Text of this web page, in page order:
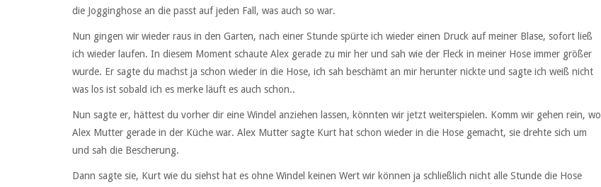
die Jogginghose an die passt auf jeden Fall, was auch so war.
Nun gingen wir wieder raus in den Garten, nach einer Stunde spürte ich wieder einen Druck auf meiner Blase, sofort ließ
ich wieder laufen. In diesem Moment schaute Alex gerade zu mir her und sah wie der Fleck in meiner Hose immer größer
wurde. Er sagte du machst ja schon wieder in die Hose, ich sah beschämt an mir herunter nickte und sagte ich weiß nicht
was los ist sobald ich es merke läuft es auch schon..
Nun sagte er, hättest du vorher dir eine Windel anziehen lassen, könnten wir jetzt weiterspielen. Komm wir gehen rein, wo
Alex Mutter gerade in der Küche war. Alex Mutter sagte Kurt hat schon wieder in die Hose gemacht, sie drehte sich um
und sah die Bescherung.
Dann sagte sie, Kurt wie du siehst hat es ohne Windel keinen Wert wir können ja schließlich nicht alle Stunde die Hose